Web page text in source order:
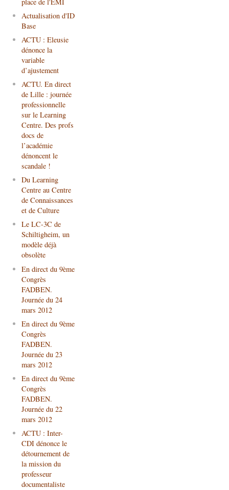
Actualisation d'ID
Base
ACTU : Eleusie
dénonce la
variable
d’ajustement
ACTU. En direct
de Lille : journée
professionnelle
sur le Learning
Centre. Des profs
docs de
l’académie
dénoncent le
scandale !
Du Learning
Centre au Centre
de Connaissances
et de Culture
Le LC-3C de
Schiltigheim, un
modèle déjà
obsolète
En direct du 9ème
Congrès
FADBEN.
Journée du 24
mars 2012
En direct du 9ème
Congrès
FADBEN.
Journée du 23
mars 2012
En direct du 9ème
Congrès
FADBEN.
Journée du 22
mars 2012
ACTU : Inter-
CDI dénonce le
détournement de
la mission du
professeur
documentaliste